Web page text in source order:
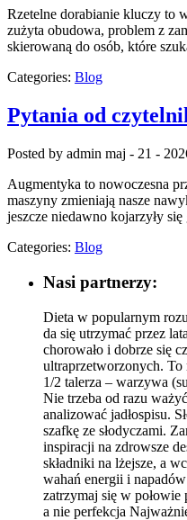
Rzetelne dorabianie kluczy to
zużyta obudowa, problem z
skierowaną do osób, które
Categories: Blog
Pytania od
Posted by admin maj - 21 -
Augmentyka to nowoczesna
maszyny zmieniają nasze
jeszcze niedawno kojarzyły
Categories: Blog
Nasi partnerzy:
Dieta w popularnym
da się utrzymać przez
chorowało i dobrze się
ultraprzetworzonych. To
1/2 talerza – warzywa
Nie trzeba od razu
analizować jadłospisu.
szafkę ze słodyczami.
inspiracji na zdrowsze
składniki na lżejsze, a
wahań energii i
zatrzymaj się w połowie
a nie perfekcja